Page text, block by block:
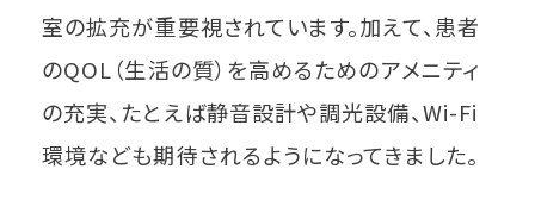
室の拡充が重要視されています。加えて、患者
のQOL（生活の質）を高めるためのアメニティ
の充実、たとえば静音設計や調光設備、Wi-Fi
環境なども期待されるようになってきました。